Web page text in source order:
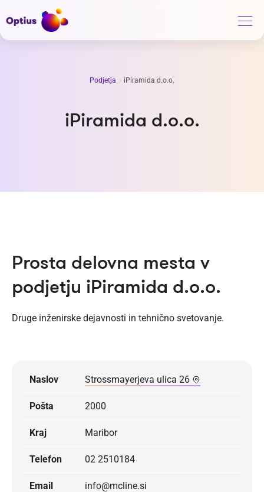
Podjetja iPiramida d.o.o.
iPiramida d.o.o.
Prosta delovna mesta v
podjetju iPiramida d.o.o.
Druge inženirske dejavnosti in tehnično svetovanje.
Naslov Strossmayerjeva ulica 26
Pošta 2000
Kraj Maribor
Telefon 02 2510184
Email info@mcline.si